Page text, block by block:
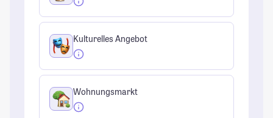
Kulturelles Angebot
Wohnungsmarkt